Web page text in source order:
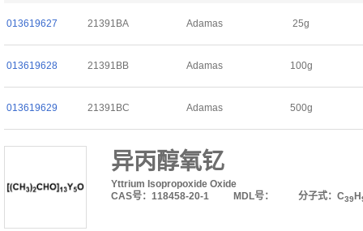
013619627 21391BA Adamas 25g
013619628 21391BB Adamas 100g
013619629 21391BC Adamas 500g
异丙醇氧钇
Yttrium Isopropoxide Oxide
CAS号：118458-20-1
MDL号： 分子式：C39 H